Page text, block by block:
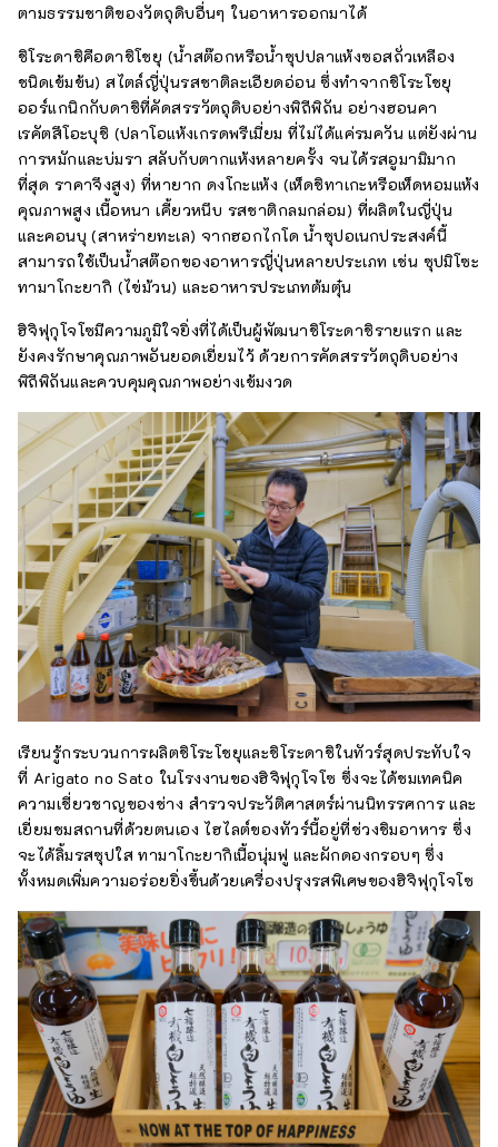
ตามธรรมชาติของวัตถุดิบอื่นๆ ในอาหารออกมาได้
ชิโระดาชิคือดาชิโชยุ (น้ำสต๊อกหรือน้ำซุปปลาแห้งซอสถั่วเหลือง
ชนิดเข้มข้น) สไตล์ญี่ปุ่นรสชาติละเอียดอ่อน ซึ่งทำจากชิโระโชยุ
ออร์แกนิกกับดาชิที่คัดสรรวัตถุดิบอย่างพิถีพิถัน อย่างฮอนคา
เรคัตสึโอะบุชิ (ปลาโอแห้งเกรดพรีเมี่ยม ที่ไม่ได้แค่รมควัน แต่ยังผ่าน
การหมักและบ่มรา สลับกับตากแห้งหลายครั้ง จนได้รสอูมามิมาก
ที่สุด ราคาจึงสูง) ที่หายาก ดงโกะแห้ง (เห็ดชิทาเกะหรือเห็ดหอมแห้ง
คุณภาพสูง เนื้อหนา เคี้ยวหนึบ รสชาติกลมกล่อม) ที่ผลิตในญี่ปุ่น
และคอนบุ (สาหร่ายทะเล) จากฮอกไกโด น้ำซุปอเนกประสงค์นี้
สามารถใช้เป็นน้ำสต๊อกของอาหารญี่ปุ่นหลายประเภท เช่น ซุปมิโซะ
ทามาโกะยากิ (ไข่ม้วน) และอาหารประเภทต้มตุ๋น
ฮิจิฟุกุโจโซมีความภูมิใจยิ่งที่ได้เป็นผู้พัฒนาชิโระดาชิรายแรก และ
ยังคงรักษาคุณภาพอันยอดเยี่ยมไว้ ด้วยการคัดสรรวัตถุดิบอย่าง
พิถีพิถันและควบคุมคุณภาพอย่างเข้มงวด
เรียนรู้กระบวนการผลิตชิโระโชยุและชิโระดาชิในทัวร์สุดประทับใจ
ที่ Arigato no Sato ในโรงงานของฮิจิฟุกุโจโซ ซึ่งจะได้ชมเทคนิค
ความเชี่ยวชาญของช่าง สำรวจประวัติศาสตร์ผ่านนิทรรศการ และ
เยี่ยมชมสถานที่ด้วยตนเอง ไฮไลต์ของทัวร์นี้อยู่ที่ช่วงชิมอาหาร ซึ่ง
จะได้ลิ้มรสซุปใส ทามาโกะยากิเนื้อนุ่มฟู และผักดองกรอบๆ ซึ่ง
ทั้งหมดเพิ่มความอร่อยยิ่งขึ้นด้วยเครื่องปรุงรสพิเศษของฮิจิฟุกุโจโซ